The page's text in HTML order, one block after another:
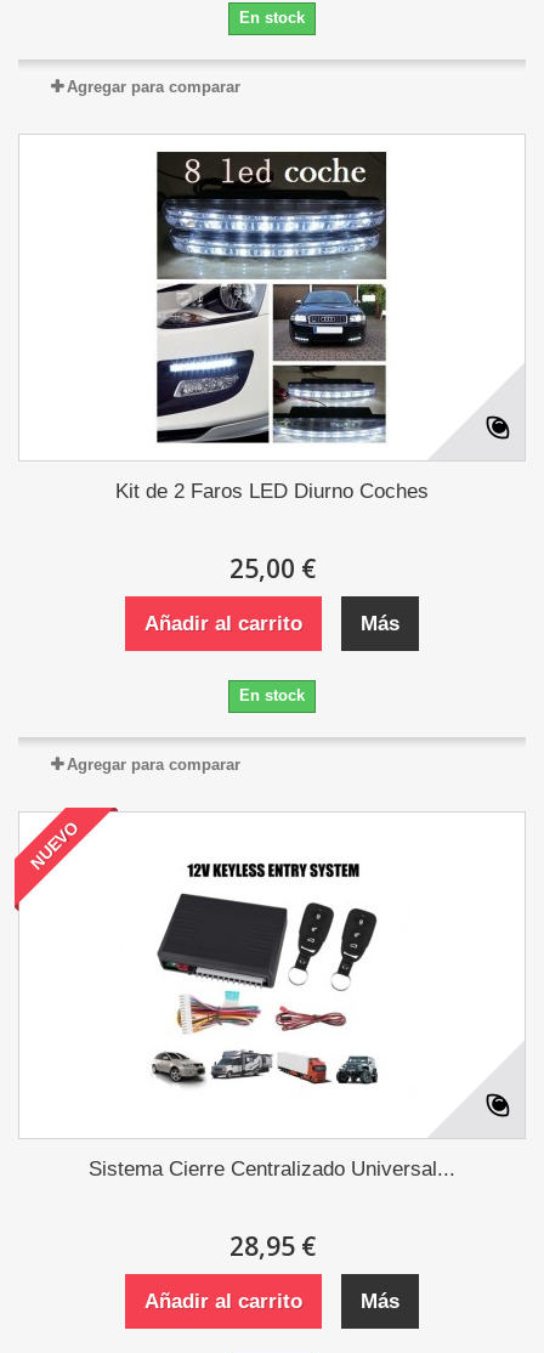
En stock
Agregar para comparar
Kit de 2 Faros LED Diurno Coches
25,00 €
Añadir al carrito Más
En stock
Agregar para comparar
NUEVO
Sistema Cierre Centralizado Universal...
28,95 €
Añadir al carrito Más